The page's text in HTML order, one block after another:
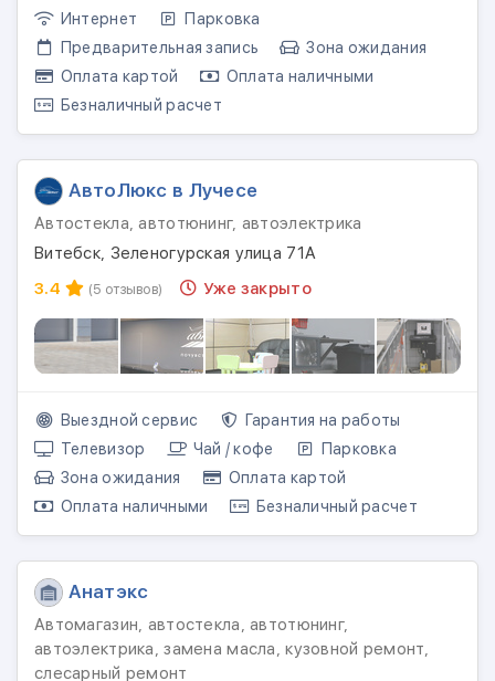
Интернет
Парковка
Предварительная запись
Зона ожидания
Оплата картой
Оплата наличными
Безналичный расчет
АвтоЛюкс в Лучесе
Автостекла, автотюнинг, автоэлектрика
Витебск, Зеленогурская улица 71А
3.4
(5 отзывов) Уже закрыто
Выездной сервис
Гарантия на работы
Телевизор
Чай / кофе
Парковка
Зона ожидания
Оплата картой
Оплата наличными
Безналичный расчет
Анатэкс
Автомагазин, автостекла, автотюнинг,
автоэлектрика, замена масла, кузовной ремонт,
слесарный ремонт